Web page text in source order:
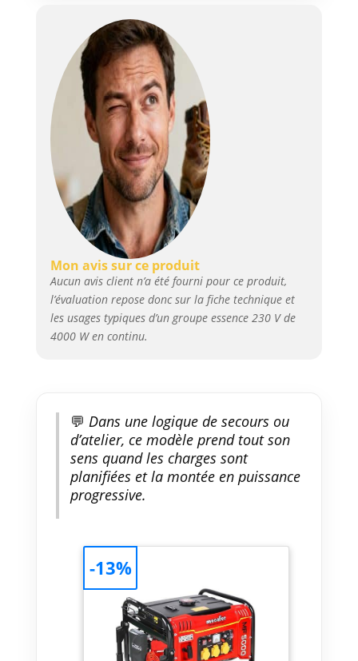
contre les surcharges et
système d’alerte sonore si
niveau d’huile faible, crochets
support pour rallonge
électrique; Facilement
transportable sur tous les sols
grâce aux grandes roues et
poignées basculantes
Mon avis sur ce produit
Aucun avis client n’a été fourni pour ce produit,
l’évaluation repose donc sur la fiche technique et
les usages typiques d’un groupe essence 230 V de
4000 W en continu.
💬 Dans une logique de secours ou
d’atelier, ce modèle prend tout son
sens quand les charges sont
planifiées et la montée en puissance
progressive.
-13%